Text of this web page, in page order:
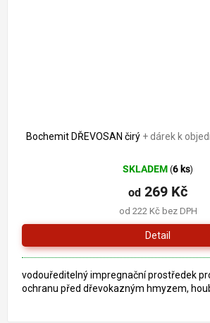
Bochemit DŘEVOSAN čirý + dárek k
SKLADEM (6 ks)
od 222 Kč bez DPH
od 269 Kč
Detail
vodouředitelný impregnační prostředek
ochranu před dřevokazným hmyzem,